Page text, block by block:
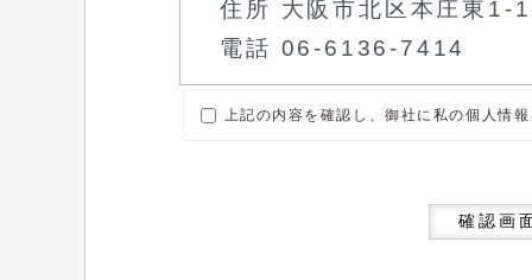
上記の内容を確認し、御社に私の個人情
確認画